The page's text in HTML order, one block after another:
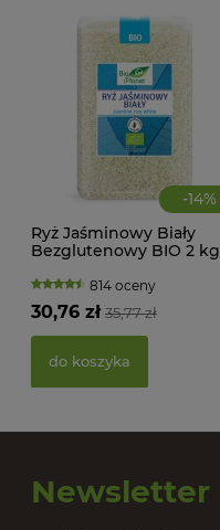
-14%
Ryż Jaśminowy Biały
Bezglutenowy BIO 2 kg
814 oceny
35,77 zł
30,76 zł
do koszyka
Newsletter